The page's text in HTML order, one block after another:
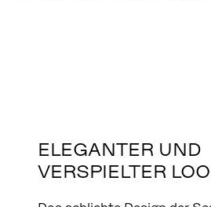
ELEGANTER UND
VERSPIELTER